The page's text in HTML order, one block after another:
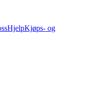
HjelpKjøps- og